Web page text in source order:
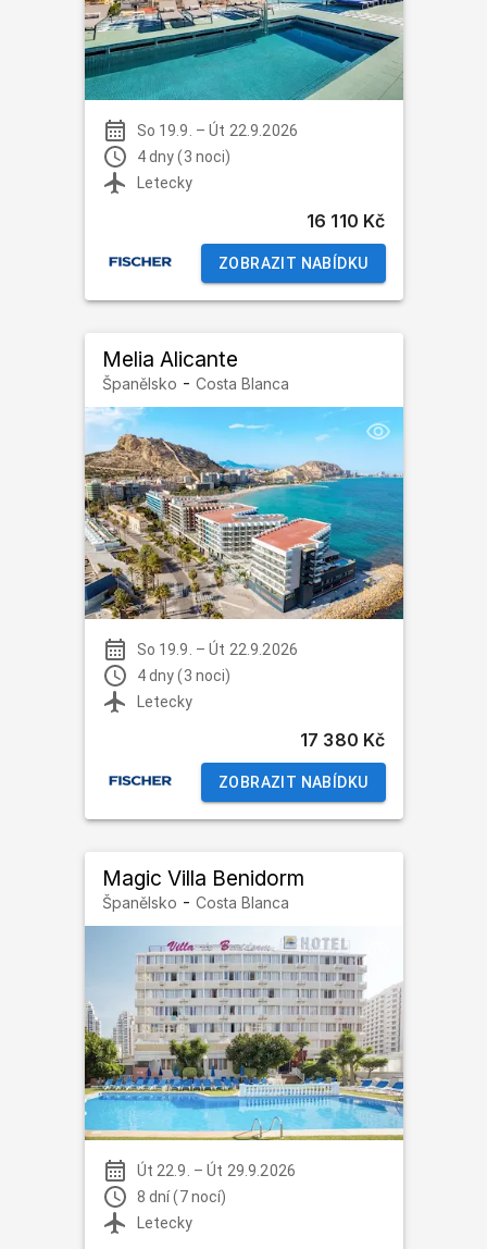
So 19.9. –Út 22.9.2026
4 dny (3 noci)
Letecky
16 110 Kč
ZOBRAZIT NABÍDKU
Melia Alicante
Španělsko - Costa Blanca
So 19.9. –Út 22.9.2026
4 dny (3 noci)
Letecky
17 380 Kč
ZOBRAZIT NABÍDKU
Magic Villa Benidorm
Španělsko - Costa Blanca
Út 22.9. –Út 29.9.2026
8 dní (7 nocí)
Letecky